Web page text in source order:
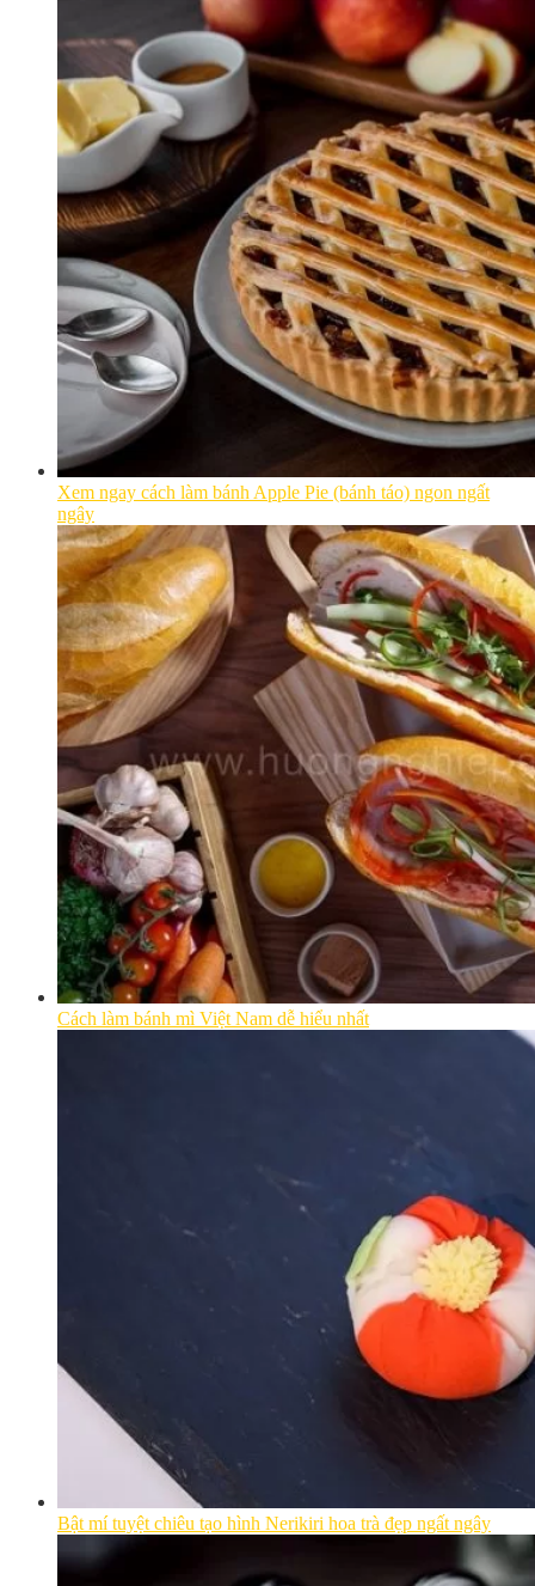
Xem ngay cách làm bánh Apple Pie (bánh táo) ngon ngất
ngây
Cách làm bánh mì Việt Nam dễ hiểu nhất
Bật mí tuyệt chiêu tạo hình Nerikiri hoa trà đẹp ngất ngây